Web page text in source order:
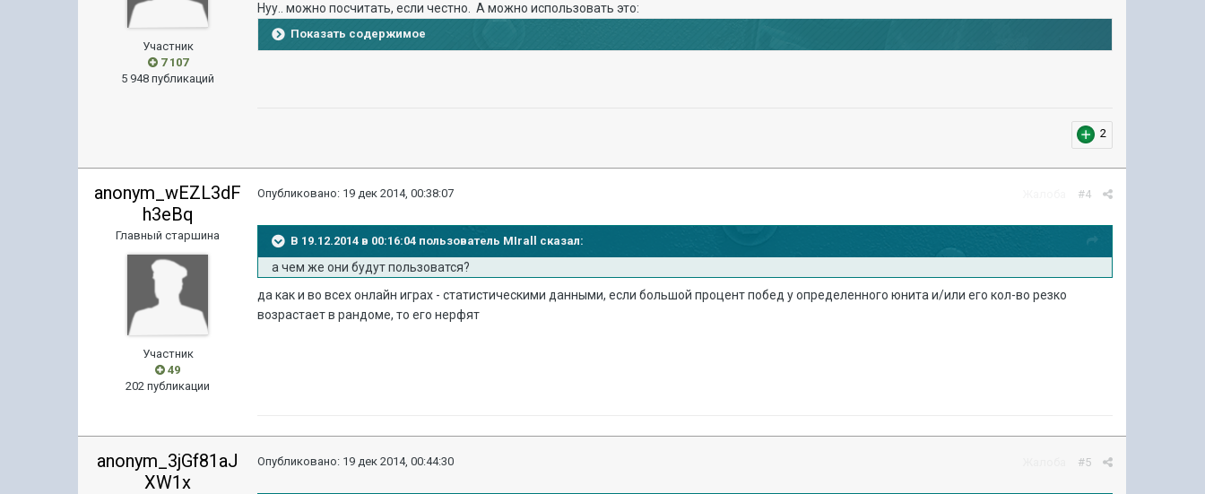
Участник
7 107
5 948 публикаций
Нуу.. можно посчитать, если честно. А можно использовать это:
Показать содержимое
2
anonym_wEZL3dF
h3eBq
Главный старшина
Участник
49
202 публикации
#4
Опубликовано: 19 дек 2014, 00:38:07
В 19.12.2014 в 00:16:04 пользователь MIrall сказал:
а чем же они будут пользоватся?
да как и во всех онлайн играх - статистическими данными, если большой процент побед у определенного юнита и/или его кол-во резко
возрастает в рандоме, то его нерфят
anonym_3jGf81aJ
XW1x
#5
Опубликовано: 19 дек 2014, 00:44:30